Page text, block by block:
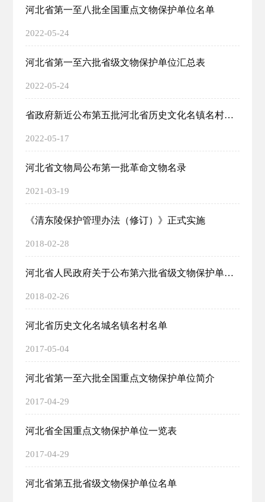
河北省第一至八批全国重点文物保护单位名单
2022-05-24
河北省第一至六批省级文物保护单位汇总表
2022-05-24
省政府新近公布第五批河北省历史文化名镇名村名单
2022-05-17
河北省文物局公布第一批革命文物名录
2021-03-19
《清东陵保护管理办法（修订）》正式实施
2018-02-28
河北省人民政府关于公布第六批省级文物保护单位的通知
2018-02-26
河北省历史文化名城名镇名村名单
2017-05-04
河北省第一至六批全国重点文物保护单位简介
2017-04-29
河北省全国重点文物保护单位一览表
2017-04-29
河北省第五批省级文物保护单位名单